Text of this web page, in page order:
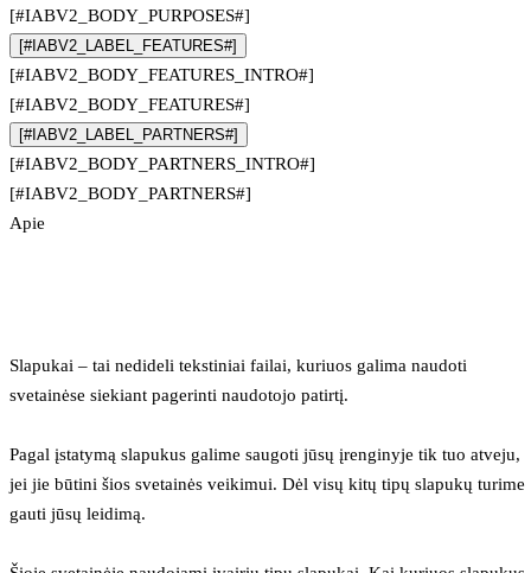
[#IABV2_BODY_PURPOSES#]
[#IABV2_LABEL_FEATURES#]
[#IABV2_BODY_FEATURES_INTRO#]
[#IABV2_BODY_FEATURES#]
[#IABV2_LABEL_PARTNERS#]
[#IABV2_BODY_PARTNERS_INTRO#]
[#IABV2_BODY_PARTNERS#]
Apie
Slapukai – tai nedideli tekstiniai failai, kuriuos galima naudoti
svetainėse siekiant pagerinti naudotojo patirtį.
Pagal įstatymą slapukus galime saugoti jūsų įrenginyje tik tuo atveju,
jei jie būtini šios svetainės veikimui. Dėl visų kitų tipų slapukų turime
gauti jūsų leidimą.